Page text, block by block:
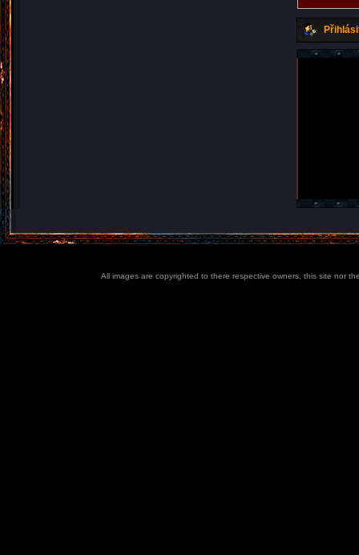
All images are copyrighted to there respective owners, this site nor